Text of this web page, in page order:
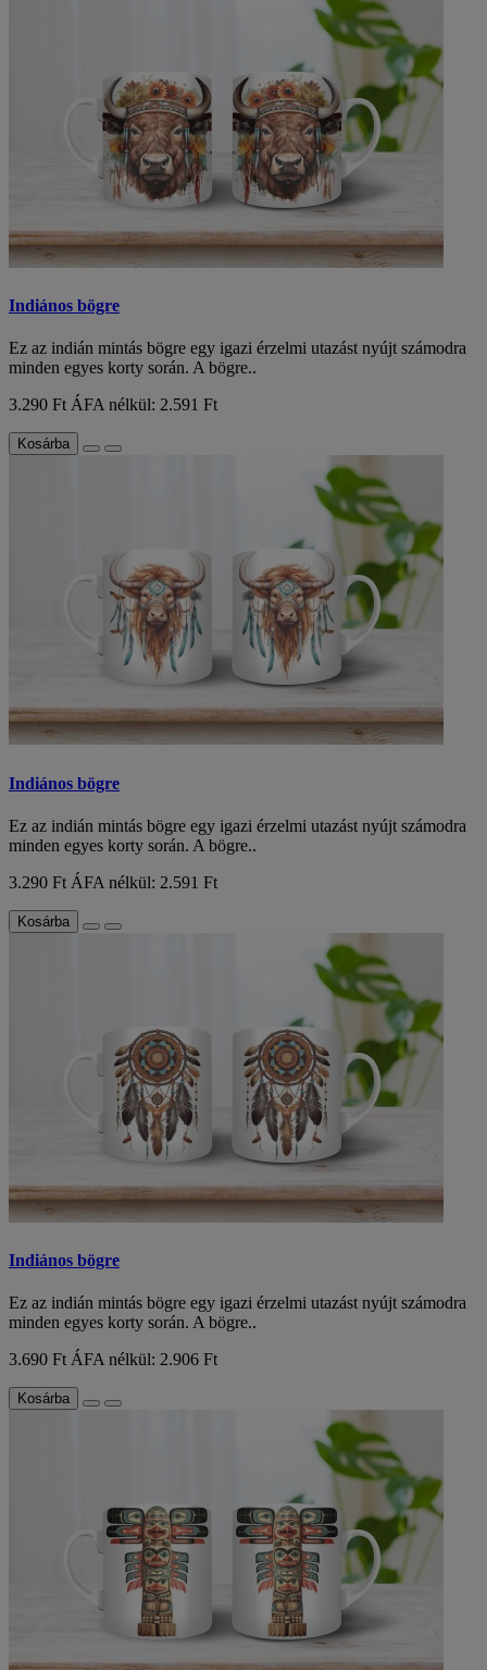
Indiános bögre
Ez az indián mintás bögre egy igazi érzelmi utazást nyújt számodra
minden egyes korty során. A bögre..
3.290 FtÁFA nélkül: 2.591 Ft
Kosárba
Indiános bögre
Ez az indián mintás bögre egy igazi érzelmi utazást nyújt számodra
minden egyes korty során. A bögre..
3.290 Ft ÁFA nélkül: 2.591 Ft
Kosárba
Indiános bögre
Ez az indián mintás bögre egy igazi érzelmi utazást nyújt számodra
minden egyes korty során. A bögre..
3.690 FtÁFA nélkül: 2.906 Ft
Kosárba